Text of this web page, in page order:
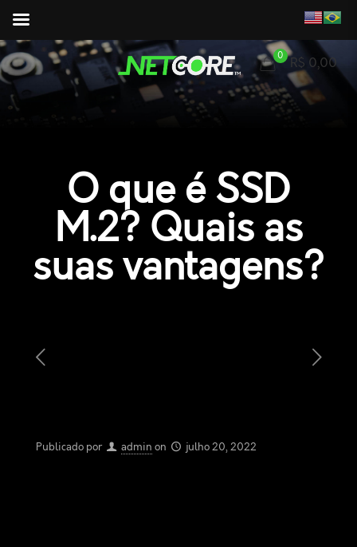
0
R$ 0,00
O que é SSD
M.2? Quais as
suas vantagens?
Publicado por admin on julho 20, 2022